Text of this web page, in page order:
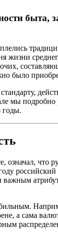
быта,
жизни
было
мы
годы.
что
а сама